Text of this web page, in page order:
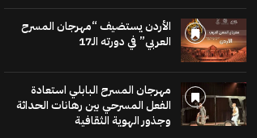
الأردن يستضيف “مهرجان المسرح
العربي” في دورته الـ17
مهرجان المسرح البابلي استعادة
الفعل المسرحي بين رهانات الحداثة
وجذور الهوية الثقافية